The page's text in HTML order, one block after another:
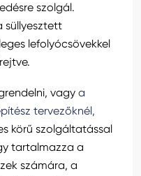
szolgál.
süllyesztett
lefolyócsövekkel
vagy a
tervezőknél,
körű szolgáltatással
tartalmazza a
számára, a